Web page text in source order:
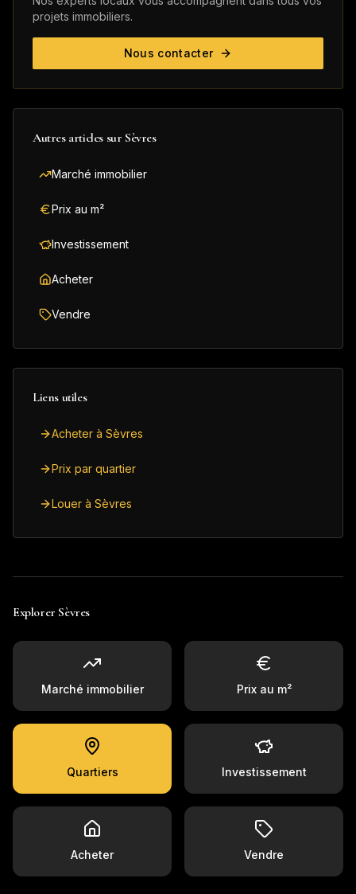
projets immobiliers.
Nous contacter
Autres articles sur Sèvres
Marché immobilier
Prix au m²
Investissement
Acheter
Vendre
Liens utiles
Acheter à Sèvres
Prix par quartier
Louer à Sèvres
Explorer Sèvres
Marché immobilier Prix au m²
Quartiers Investissement
Acheter Vendre